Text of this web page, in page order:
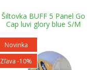
Šiltovka BUFF 5 Panel Go
Cap luvi glory blue S/M
Novinka
Zľava -10%